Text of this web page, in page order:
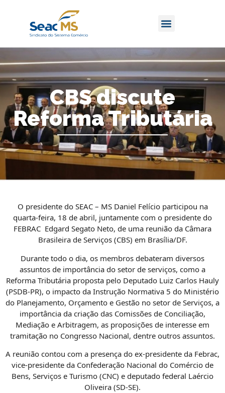
CBS discute
Reforma Tributária
O presidente do SEAC – MS Daniel Felício participou na
quarta-feira, 18 de abril, juntamente com o presidente do
FEBRAC Edgard Segato Neto, de uma reunião da Câmara
Brasileira de Serviços (CBS) em Brasília/DF.
Durante todo o dia, os membros debateram diversos
assuntos de importância do setor de serviços, como a
Reforma Tributária proposta pelo Deputado Luiz Carlos Hauly
(PSDB-PR), o impacto da Instrução Normativa 5 do Ministério
do Planejamento, Orçamento e Gestão no setor de Serviços, a
importância da criação das Comissões de Conciliação,
Mediação e Arbitragem, as proposições de interesse em
tramitação no Congresso Nacional, dentre outros assuntos.
A reunião contou com a presença do ex-presidente da Febrac,
vice-presidente da Confederação Nacional do Comércio de
Bens, Serviços e Turismo (CNC) e deputado federal Laércio
Oliveira (SD-SE).